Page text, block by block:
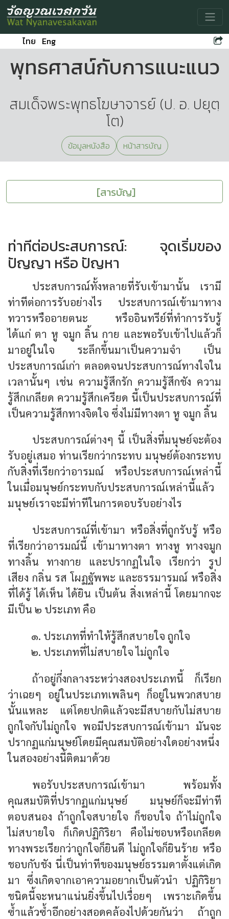
ไทย Eng
พุทธศาสน์กับการแนะแนว
สมเด็จพระพุทธโฆษาจารย์ (ป. อ. ปยุตฺ
โต)
ข้อมูลหนังสือ หน้าสารบัญ
[สารบัญ]
ท่าทีต่อประสบการณ์: จุดเริ่มของ
ปัญญา หรือ ปัญหา
ประสบการณ์ทั้งหลายที่รับเข้ามานั้น เรามี
ท่าทีต่อการรับอย่างไร ประสบการณ์เข้ามาทาง
ทวารหรืออายตนะ หรืออินทรีย์ที่ทำการรับรู้
ได้แก่ ตา หู จมูก ลิ้น กาย และพอรับเข้าไปแล้วก็
มาอยู่ในใจ ระลึกขึ้นมาเป็นความจำ เป็น
ประสบการณ์เก่า ตลอดจนประสบการณ์ทางใจใน
เวลานั้นๆ เช่น ความรู้สึกรัก ความรู้สึกชัง ความ
รู้สึกเกลียด ความรู้สึกเครียด นี้เป็นประสบการณ์ที่
เป็นความรู้สึกทางจิตใจ ซึ่งไม่มีทางตา หู จมูก ลิ้น
ประสบการณ์ต่างๆ นี้ เป็นสิ่งที่มนุษย์จะต้อง
รับอยู่เสมอ ท่านเรียกว่ากระทบ มนุษย์ต้องกระทบ
กับสิ่งที่เรียกว่าอารมณ์ หรือประสบการณ์เหล่านี้
ในเมื่อมนุษย์กระทบกับประสบการณ์เหล่านี้แล้ว
มนุษย์เราจะมีท่าทีในการตอบรับอย่างไร
ประสบการณ์ที่เข้ามา หรือสิ่งที่ถูกรับรู้ หรือ
ที่เรียกว่าอารมณ์นี้ เข้ามาทางตา ทางหู ทางจมูก
ทางลิ้น ทางกาย และปรากฏในใจ เรียกว่า รูป
เสียง กลิ่น รส โผฏฐัพพะ และธรรมารมณ์ หรือสิ่ง
ที่ได้รู้ ได้เห็น ได้ยิน เป็นต้น สิ่งเหล่านี้ โดยมากจะ
มีเป็น ๒ ประเภท คือ
๑. ประเภทที่ทำให้รู้สึกสบายใจ ถูกใจ
๒. ประเภทที่ไม่สบายใจ ไม่ถูกใจ
ถ้าอยู่กึ่งกลางระหว่างสองประเภทนี้ ก็เรียก
ว่าเฉยๆ อยู่ในประเภทเพลินๆ ก็อยู่ในพวกสบาย
นั้นแหละ แต่โดยปกติแล้วจะมีสบายกับไม่สบาย
ถูกใจกับไม่ถูกใจ พอมีประสบการณ์เข้ามา มันจะ
ปรากฏแก่มนุษย์โดยมีคุณสมบัติอย่างใดอย่างหนึ่ง
ในสองอย่างนี้ติดมาด้วย
พอรับประสบการณ์เข้ามา พร้อมทั้ง
คุณสมบัติที่ปรากฏแก่มนุษย์ มนุษย์ก็จะมีท่าที
ตอบสนอง ถ้าถูกใจสบายใจ ก็ชอบใจ ถ้าไม่ถูกใจ
ไม่สบายใจ ก็เกิดปฏิกิริยา คือไม่ชอบหรือเกลียด
ทางพระเรียกว่าถูกใจก็ยินดี ไม่ถูกใจก็ยินร้าย หรือ
ชอบกับชัง นี่เป็นท่าทีของมนุษย์ธรรมดาตั้งแต่เกิด
มา ซึ่งเกิดจากเอาความอยากเป็นตัวนำ ปฏิกิริยา
ชนิดนี้จะหนาแน่นยิ่งขึ้นไปเรื่อยๆ เพราะเกิดขึ้น
ซ้ำแล้วซ้ำอีกอย่างสอดคล้องไปด้วยกันว่า ถ้าถูก